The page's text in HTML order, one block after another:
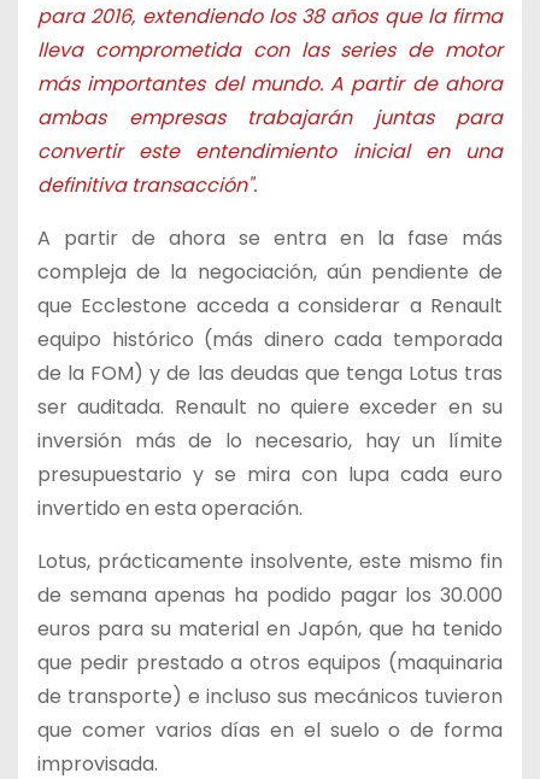
para 2016, extendiendo los 38 años que la firma
lleva comprometida con las series de motor
más importantes del mundo. A partir de ahora
ambas empresas trabajarán juntas para
convertir este entendimiento inicial en una
definitiva transacción".
A partir de ahora se entra en la fase más
compleja de la negociación, aún pendiente de
que Ecclestone acceda a considerar a Renault
equipo histórico (más dinero cada temporada
de la FOM) y de las deudas que tenga Lotus tras
ser auditada. Renault no quiere exceder en su
inversión más de lo necesario, hay un límite
presupuestario y se mira con lupa cada euro
invertido en esta operación.
Lotus, prácticamente insolvente, este mismo fin
de semana apenas ha podido pagar los 30.000
euros para su material en Japón, que ha tenido
que pedir prestado a otros equipos (maquinaria
de transporte) e incluso sus mecánicos tuvieron
que comer varios días en el suelo o de forma
improvisada.